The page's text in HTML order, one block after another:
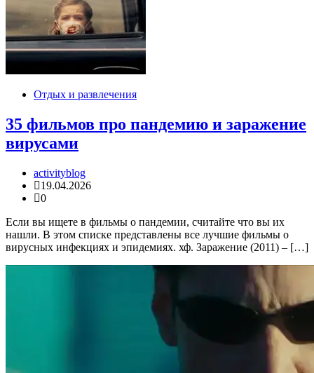
Отдых и развлечения
35 фильмов про пандемию и заражение
вирусами
activityblog
19.04.2026
0
Если вы ищете в фильмы о пандемии, считайте что вы их
нашли. В этом списке представлены все лучшие фильмы о
вирусных инфекциях и эпидемиях. хф. Заражение (2011) – […]